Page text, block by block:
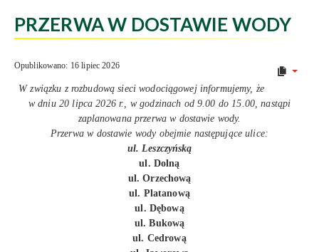
PRZERWA W DOSTAWIE WODY
Opublikowano: 16 lipiec 2026
W związku z rozbudową sieci wodociągowej informujemy, że
w dniu 20 lipca 2026 r., w godzinach od 9.00 do 15.00, nastąpi
zaplanowana przerwa w dostawie wody.
Przerwa w dostawie wody obejmie następujące ulice:
ul. Leszczyńską
ul. Dolną
ul. Orzechową
ul. Platanową
ul. Dębową
ul. Bukową
ul. Cedrową